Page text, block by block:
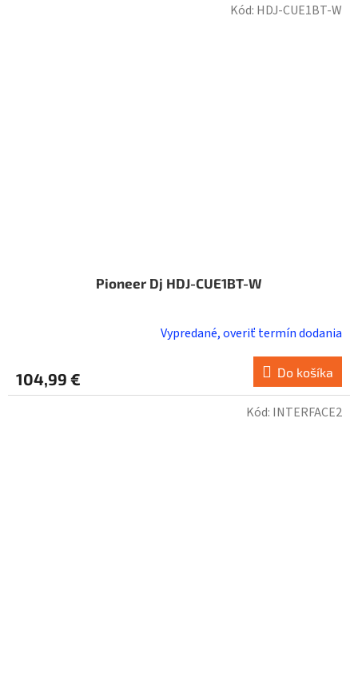
Pioneer Dj HDJ-CUE1BT-W
Vypredané, overiť termín dodania
104,99 € Do košíka
Kód: HDJ-CUE1BT-W
Kód: INTERFACE2